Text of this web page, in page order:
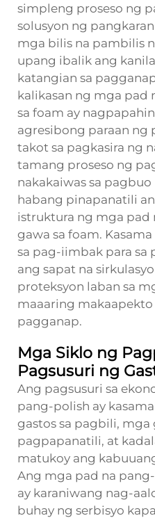
simpleng proseso ng
solusyon ng
mga bilis na pambilis
upang ibalik ang
katangian sa
kalikasan ng mga pad
sa foam ay
agresibong paraan ng
takot sa pagkasira ng
tamang proseso ng
nakakaiwas sa
habang pinapanatili
istruktura ng mga pad
gawa sa foam.
sa pag-iimbak para sa
ang sapat na
proteksyon laban sa
maaaring makaapekto
pagganap.
Mga Siklo ng
Pagsusuri ng
Ang pagsusuri sa
pang-polish ay
gastos sa pagbili, mga
pagpapanatili, at
matukoy ang
Ang mga pad na
ay karaniwang nag-
buhay ng serbisyo